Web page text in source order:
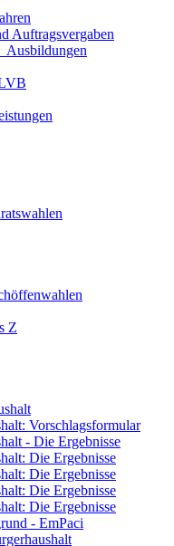
Auftragsvergaben
Ausbildungen
Z
Vorschlagsformular
- Die Ergebnisse
Die Ergebnisse
Die Ergebnisse
Die Ergebnisse
Die Ergebnisse
- EmPaci